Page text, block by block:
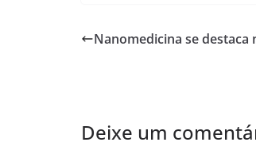
Nanomedicina se destaca
Deixe um